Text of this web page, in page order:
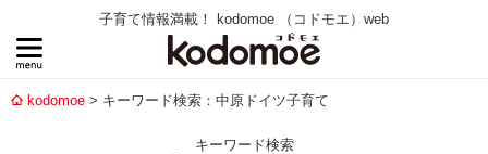
子育て情報満載！ kodomoe （コドモエ）web
kodomoe キーワード検索：中原ドイツ子育て
キーワード検索